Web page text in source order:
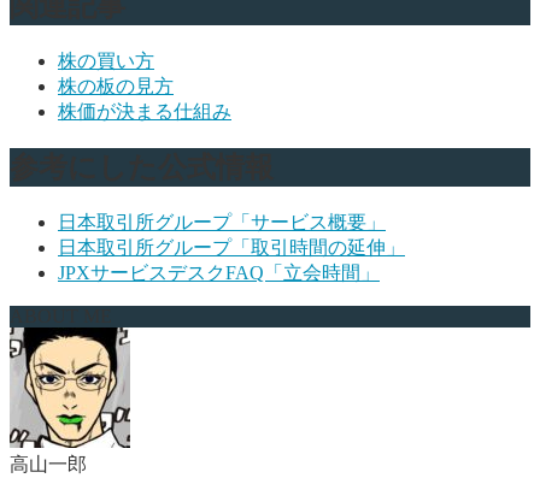
株の買い方
株の板の見方
株価が決まる仕組み
日本取引所グループ「サービス概要」
日本取引所グループ「取引時間の延伸」
JPXサービスデスクFAQ「立会時間」
高山一郎